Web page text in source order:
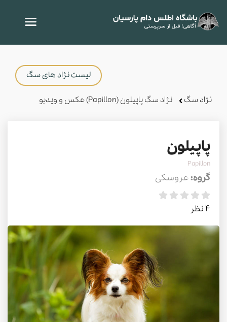
لیست نژاد های سگ
نژاد سگ نژاد سگ پاپیلون (Papillon) عکس و ویدیو
پاپیلون
Papillon
گروه:عروسکی
4 نظر